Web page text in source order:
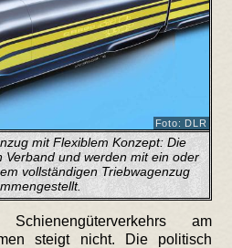
Foto: DLR
mit Flexiblem Konzept: Die
Verband und werden mit ein oder
vollständigen Triebwagenzug
am
steigt nicht. Die politisch